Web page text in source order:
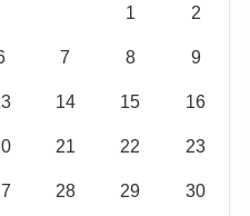
1 2
7 8 9
14 15 16
21 22 23
28 29 30